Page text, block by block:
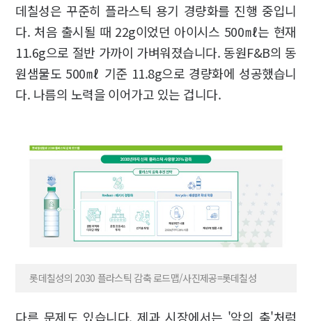
데칠성은 꾸준히 플라스틱 용기 경량화를 진행 중입니
다. 처음 출시될 때 22g이었던 아이시스 500㎖는 현재
11.6g으로 절반 가까이 가벼워졌습니다. 동원F&B의 동
원샘물도 500㎖ 기준 11.8g으로 경량화에 성공했습니
다. 나름의 노력을 이어가고 있는 겁니다.
롯데칠성의 2030 플라스틱 감축 로드맵/사진제공=롯데칠성
다른 문제도 있습니다. 제과 시장에서는 '악의 축'처럼